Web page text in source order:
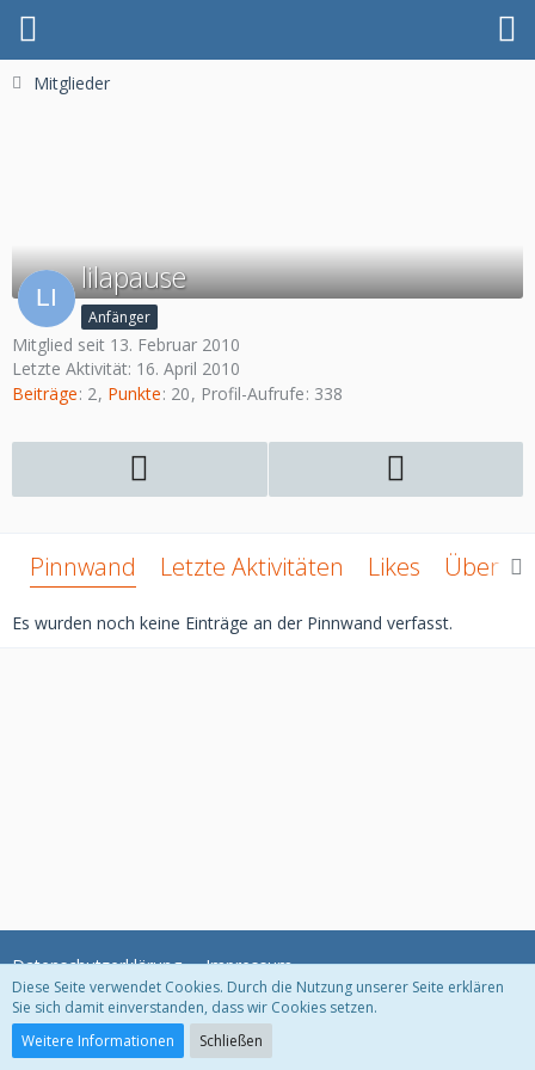
Mitglieder
lilapause
Anfänger
Mitglied seit 13. Februar 2010
Letzte Aktivität: 16. April 2010
Beiträge 2 Punkte 20 Profil-Aufrufe 338
Pinnwand Letzte Aktivitäten Likes Über
Es wurden noch keine Einträge an der Pinnwand verfasst.
Datenschutzerklärung Impressum
Community-Software:
Diese Seite verwendet Cookies. Durch die Nutzung unserer Seite erklären
Sie sich damit einverstanden, dass wir Cookies setzen.
Weitere Informationen
Schließen